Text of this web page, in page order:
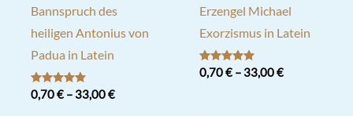
Bannspruch des
heiligen Antonius von
Padua in Latein
Bewertet mit
5.00
0,70€– 33,00€
Erzengel Michael
Exorzismus in Latein
Bewertet mit
5.00
0,70€– 33,00€